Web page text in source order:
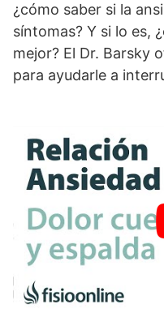
¿cómo saber si la
síntomas? Y si lo es,
mejor? El Dr. Barsky
para ayudarle a